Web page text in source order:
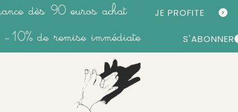
dès 90 euros achat JE PROFITE
10% de remise immédiate S'ABONNER